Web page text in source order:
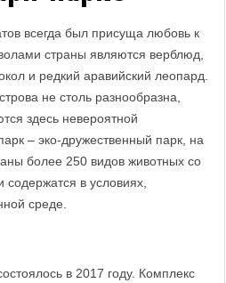
всегда был присуща любовь к
страны являются верблюд,
и редкий аравийский леопард.
не столь разнообразна,
здесь невероятной
– эко-дружественный парк, на
более 250 видов животных со
содержатся в условиях,
среде.
в 2017 году. Комплекс